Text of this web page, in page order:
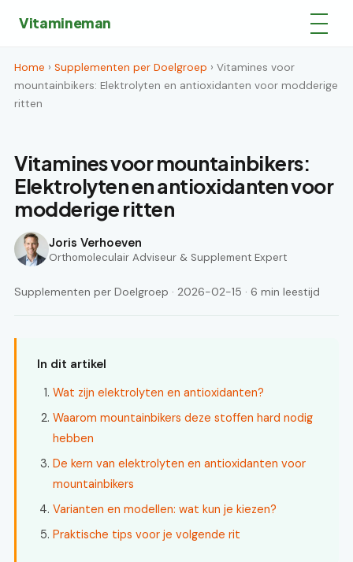
Vitamineman
Home › Supplementen per Doelgroep › Vitamines voor
mountainbikers: Elektrolyten en antioxidanten voor modderige
ritten
Vitamines voor mountainbikers:
Elektrolyten en antioxidanten voor
modderige ritten
Joris Verhoeven
Orthomoleculair Adviseur & Supplement Expert
Supplementen per Doelgroep · 2026-02-15 · 6 min leestijd
In dit artikel
Wat zijn elektrolyten en antioxidanten?
Waarom mountainbikers deze stoffen hard nodig
hebben
De kern van elektrolyten en antioxidanten voor
mountainbikers
Varianten en modellen: wat kun je kiezen?
Praktische tips voor je volgende rit